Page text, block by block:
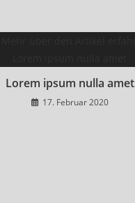
Lorem ipsum nulla amet
17. Februar 2020